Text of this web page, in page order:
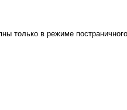
только в режиме